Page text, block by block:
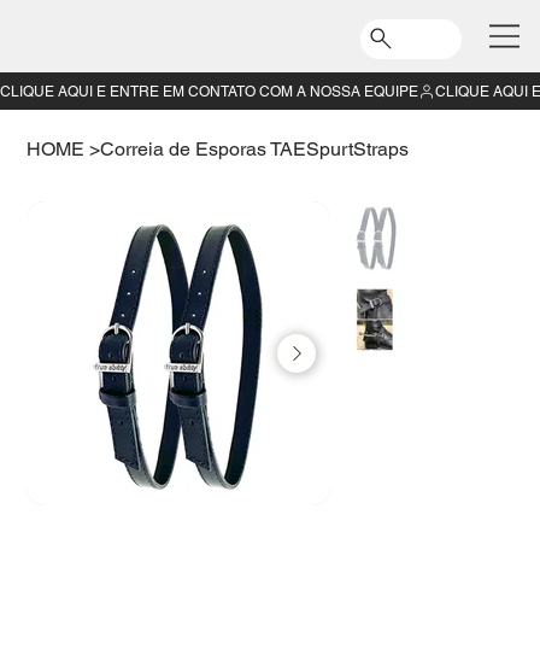
HOME >Correia de Esporas TAESpurtStraps
CLIQUE AQUI E ENTRE EM CONTATO COM A NOSSA EQUIPE